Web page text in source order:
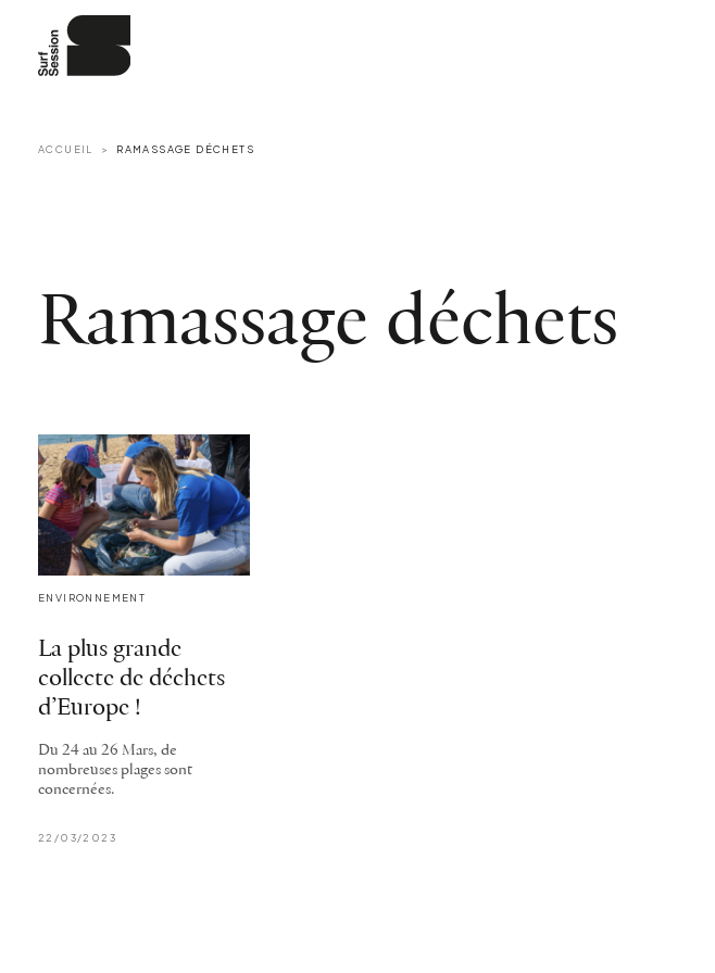
ACCUEIL RAMASSAGE DÉCHETS
Ramassage déchets
ENVIRONNEMENT
La plus grande
collecte de déchets
d’Europe !
Du 24 au 26 Mars, de
nombreuses plages sont
concernées.
22/03/2023